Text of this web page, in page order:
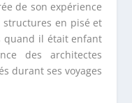
de son expérience
structures en pisé et
quand il était enfant
des architectes
durant ses voyages